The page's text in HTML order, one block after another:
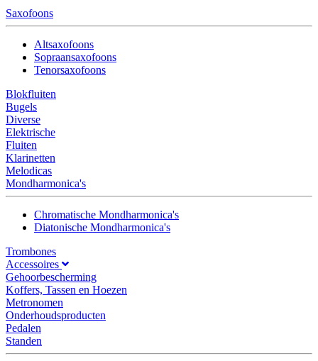
Saxofoons
Altsaxofoons
Sopraansaxofoons
Tenorsaxofoons
Blokfluiten
Bugels
Diverse
Elektrische
Fluiten
Klarinetten
Melodicas
Mondharmonica's
Chromatische Mondharmonica's
Diatonische Mondharmonica's
Trombones
Accessoires
Gehoorbescherming
Koffers, Tassen en Hoezen
Metronomen
Onderhoudsproducten
Pedalen
Standen